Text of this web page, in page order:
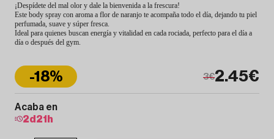
¡Despídete del mal olor y dale la bienvenida a la frescura!
Este body spray con aroma a flor de naranjo te acompaña todo el día, dejando tu piel
perfumada, suave y súper fresca.
Ideal para quienes buscan energía y vitalidad en cada rociada, perfecto para el día a
día o después del gym.
2.45€
-18% 3€
Acaba en
2d 21 h